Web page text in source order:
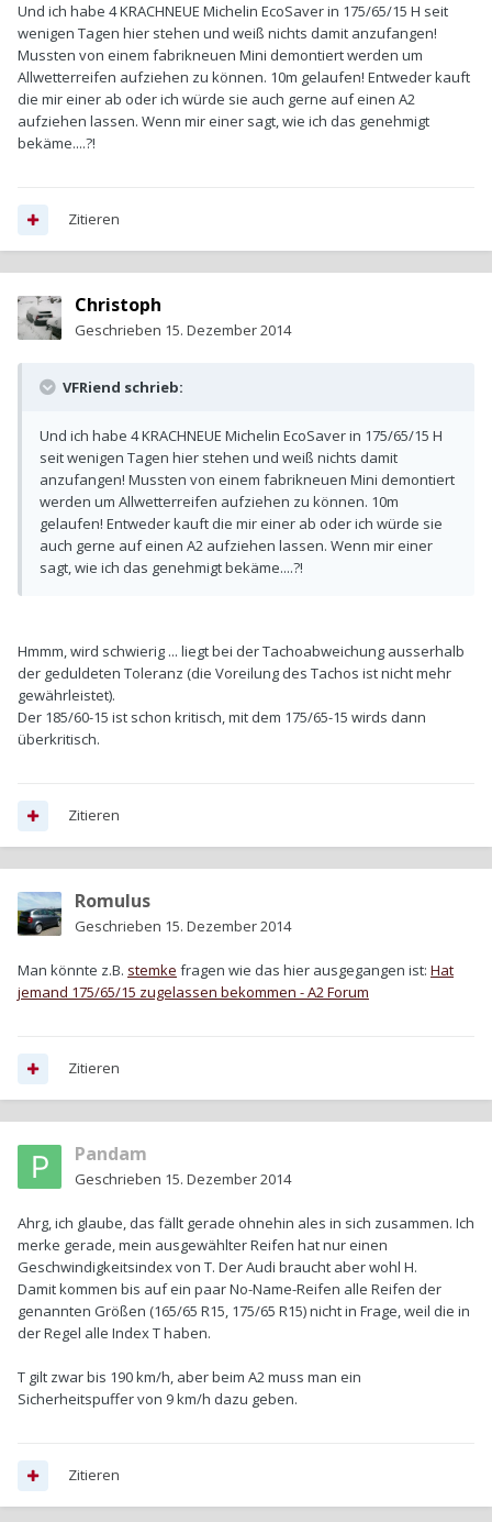
Und ich habe 4 KRACHNEUE Michelin EcoSaver in 175/65/15 H seit
wenigen Tagen hier stehen und weiß nichts damit anzufangen!
Mussten von einem fabrikneuen Mini demontiert werden um
Allwetterreifen aufziehen zu können. 10m gelaufen! Entweder kauft
die mir einer ab oder ich würde sie auch gerne auf einen A2
aufziehen lassen. Wenn mir einer sagt, wie ich das genehmigt
bekäme....?!
Zitieren
Christoph
Geschrieben 15. Dezember 2014
VFRiend schrieb:
Und ich habe 4 KRACHNEUE Michelin EcoSaver in 175/65/15 H
seit wenigen Tagen hier stehen und weiß nichts damit
anzufangen! Mussten von einem fabrikneuen Mini demontiert
werden um Allwetterreifen aufziehen zu können. 10m
gelaufen! Entweder kauft die mir einer ab oder ich würde sie
auch gerne auf einen A2 aufziehen lassen. Wenn mir einer
sagt, wie ich das genehmigt bekäme....?!
Hmmm, wird schwierig ... liegt bei der Tachoabweichung ausserhalb
der geduldeten Toleranz (die Voreilung des Tachos ist nicht mehr
gewährleistet).
Der 185/60-15 ist schon kritisch, mit dem 175/65-15 wirds dann
überkritisch.
Zitieren
Romulus
Geschrieben 15. Dezember 2014
Man könnte z.B. stemke fragen wie das hier ausgegangen ist: Hat
jemand 175/65/15 zugelassen bekommen - A2 Forum
Zitieren
Pandam
Geschrieben 15. Dezember 2014
Ahrg, ich glaube, das fällt gerade ohnehin ales in sich zusammen. Ich
merke gerade, mein ausgewählter Reifen hat nur einen
Geschwindigkeitsindex von T. Der Audi braucht aber wohl H.
Damit kommen bis auf ein paar No-Name-Reifen alle Reifen der
genannten Größen (165/65 R15, 175/65 R15) nicht in Frage, weil die in
der Regel alle Index T haben.
T gilt zwar bis 190 km/h, aber beim A2 muss man ein
Sicherheitspuffer von 9 km/h dazu geben.
Zitieren